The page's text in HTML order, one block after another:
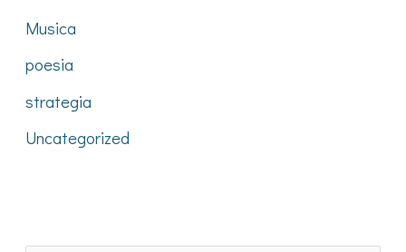
Musica
poesia
strategia
Uncategorized